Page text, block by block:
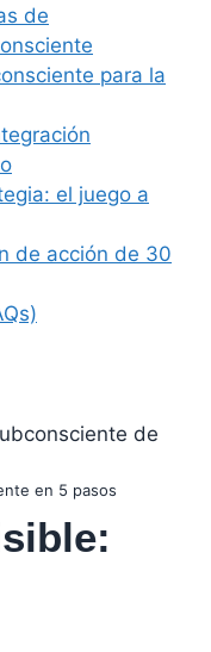
de
para la
el juego a
de acción de 30
en 5 pasos